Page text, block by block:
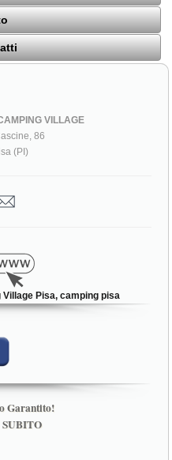
VILLAGE
86
(PI)
Village Pisa, camping pisa
Garantito!